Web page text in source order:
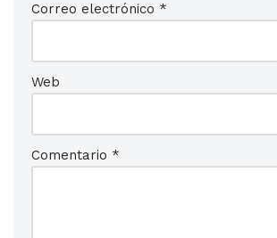
Correo electrónico *
Web
Comentario *